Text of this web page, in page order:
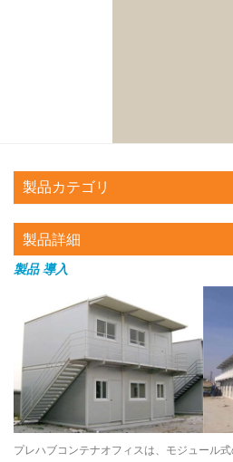
製品カテゴリ
製品詳細
製品導入
プレハブコンテナオフィスは、モジュール